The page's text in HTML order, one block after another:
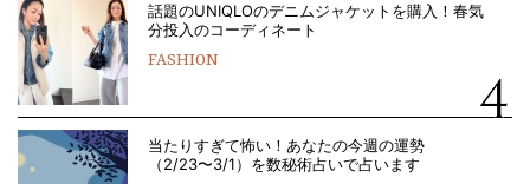
話題のUNIQLOのデニムジャケットを購入！春気
分投入のコーディネート
FASHION
当たりすぎて怖い！あなたの今週の運勢
（2/23〜3/1）を数秘術占いで占います